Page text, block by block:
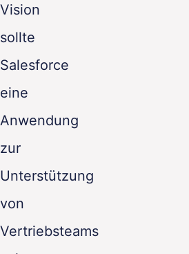
Vision
sollte
Salesforce
eine
Anwendung
zur
Unterstützung
von
Vertriebsteams